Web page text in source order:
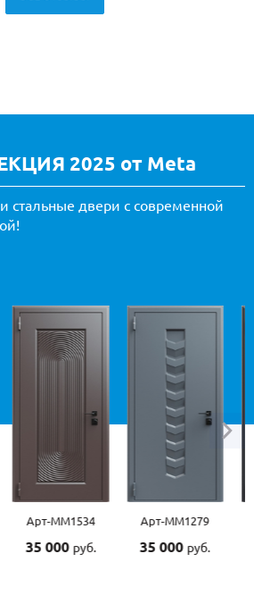
2025 от Meta
стальные двери с современной
Арт-ММ1279
35 000 руб.
Арт-ММ1570
45 000 руб.